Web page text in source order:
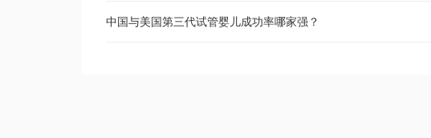
中国与美国第三代试管婴儿成功率哪家强？